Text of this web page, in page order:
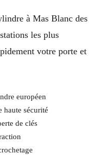
à Mas Blanc des
les plus
votre porte et
européen
haute sécurité
de clés